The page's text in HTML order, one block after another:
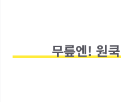
무릎엔! 원